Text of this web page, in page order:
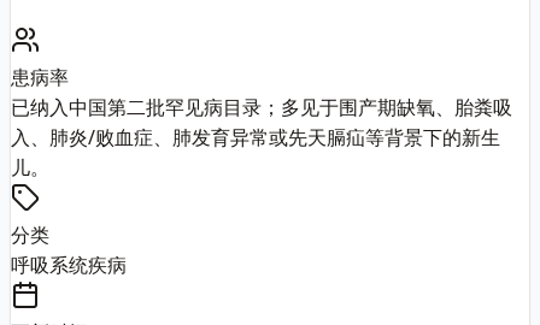
患病率
已纳入中国第二批罕见病目录；多见于围产期缺氧、胎粪吸
入、肺炎/败血症、肺发育异常或先天膈疝等背景下的新生
儿。
分类
呼吸系统疾病